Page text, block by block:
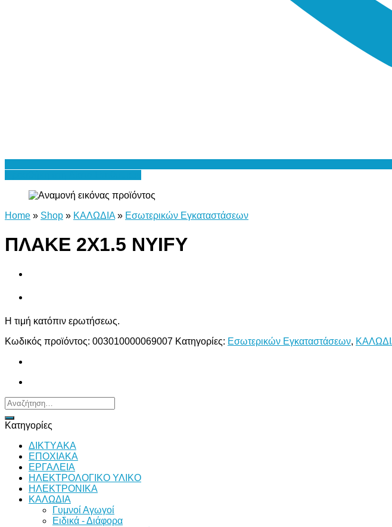
Home » Shop » ΚΑΛΩΔΙΑ » Εσωτερικών Εγκαταστάσεων
ΠΛΑΚΕ 2Χ1.5 NYIFY
Η τιμή κατόπιν ερωτήσεως.
Κωδικός προϊόντος: 003010000069007 Κατηγορίες: Εσωτερικών Εγκαταστάσεων,
Αναζήτηση
για:
Κατηγορίες
ΔΙKTΥAKA
ΕΠΟΧΙΑΚΑ
ΕΡΓΑΛΕΙΑ
ΗΛΕΚΤΡΟΛΟΓΙΚΟ ΥΛΙΚΟ
ΗΛΕΚΤΡΟΝΙΚΑ
ΚΑΛΩΔΙΑ
Γυμνοί Αγωγοί
Ειδικά - Διάφορα